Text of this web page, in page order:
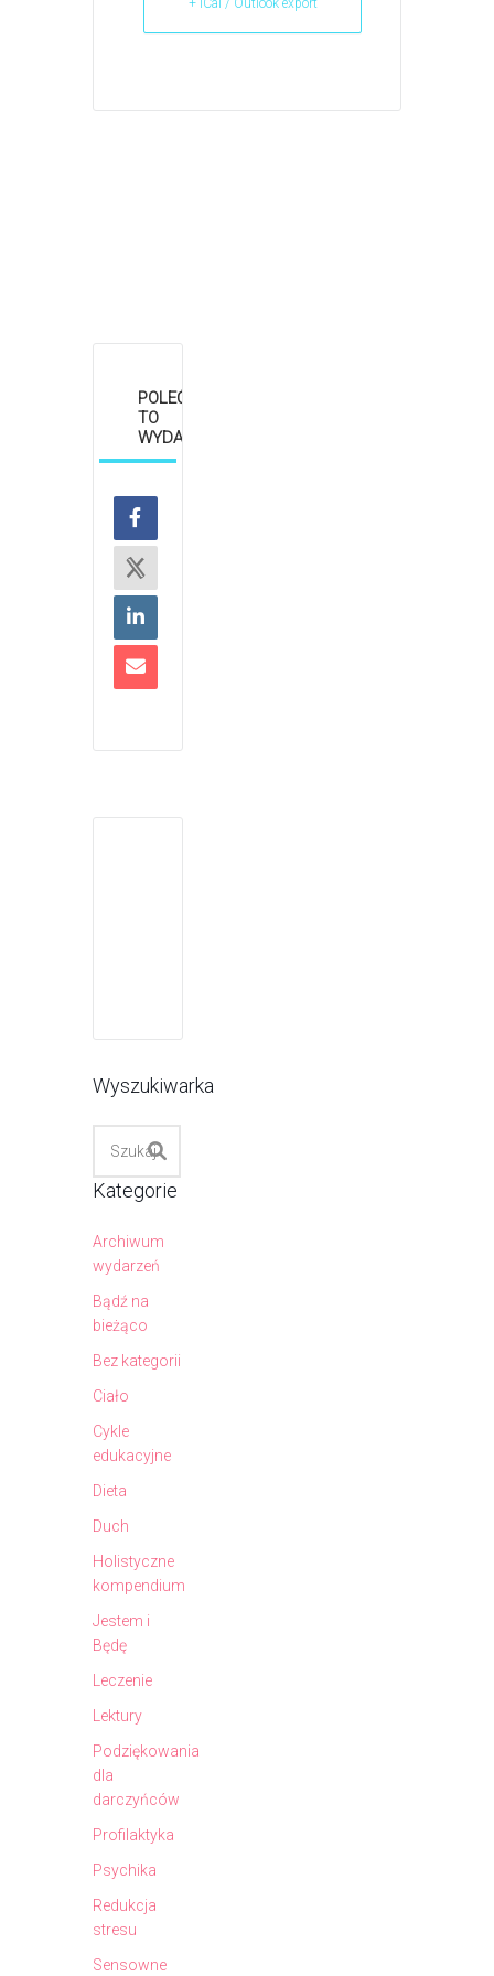
POLEĆ
TO
WYDARZENIE
Wyszukiwarka
Kategorie
Archiwum
wydarzeń
Bądź na
bieżąco
Bez kategorii
Ciało
Cykle
edukacyjne
Dieta
Duch
Holistyczne
kompendium
Jestem i
Będę
Leczenie
Lektury
Podziękowania
dla
darczyńców
Profilaktyka
Psychika
Redukcja
stresu
Sensowne